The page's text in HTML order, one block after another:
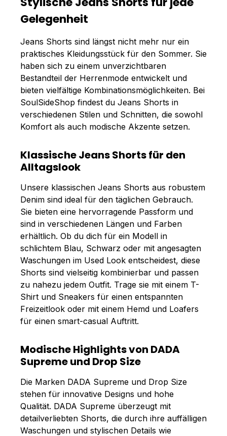
Gelegenheit
Jeans Shorts sind längst nicht mehr nur ein
praktisches Kleidungsstück für den Sommer. Sie
haben sich zu einem unverzichtbaren
Bestandteil der Herrenmode entwickelt und
bieten vielfältige Kombinationsmöglichkeiten. Bei
SoulSideShop findest du Jeans Shorts in
verschiedenen Stilen und Schnitten, die sowohl
Komfort als auch modische Akzente setzen.
Klassische Jeans Shorts für den
Alltagslook
Unsere klassischen Jeans Shorts aus robustem
Denim sind ideal für den täglichen Gebrauch.
Sie bieten eine hervorragende Passform und
sind in verschiedenen Längen und Farben
erhältlich. Ob du dich für ein Modell in
schlichtem Blau, Schwarz oder mit angesagten
Waschungen im Used Look entscheidest, diese
Shorts sind vielseitig kombinierbar und passen
zu nahezu jedem Outfit. Trage sie mit einem T-
Shirt und Sneakers für einen entspannten
Freizeitlook oder mit einem Hemd und Loafers
für einen smart-casual Auftritt.
Modische Highlights von DADA
Supreme und Drop Size
Die Marken DADA Supreme und Drop Size
stehen für innovative Designs und hohe
Qualität. DADA Supreme überzeugt mit
detailverliebten Shorts, die durch ihre auffälligen
Waschungen und stylischen Details wie